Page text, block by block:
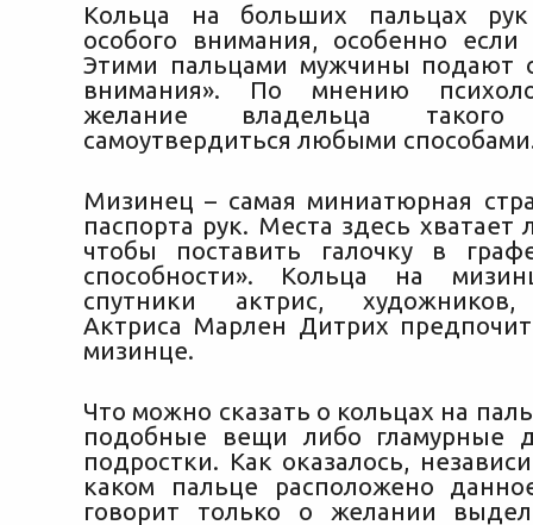
Кольца на больших пальцах рук
особого внимания, особенно если
Этими пальцами мужчины подают
внимания». По мнению
желание владельца
самоутвердиться любыми
Мизинец – самая миниатюрная
паспорта рук. Места здесь хватает
чтобы поставить галочку в
способности». Кольца на
спутники актрис, художников,
Актриса Марлен Дитрих
мизинце.
Что можно сказать о кольцах на
подобные вещи либо гламурные
подростки. Как оказалось,
каком пальце расположено
говорит только о желании